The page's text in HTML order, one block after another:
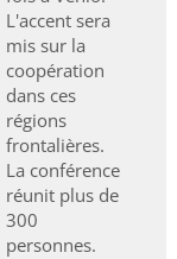
L'accent sera
mis sur la
coopération
dans ces
régions
frontalières.
La conférence
réunit plus de
300
personnes.